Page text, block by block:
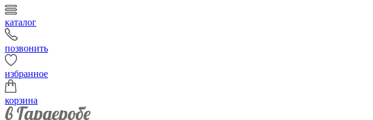
каталог
позвонить
избранное
корзина